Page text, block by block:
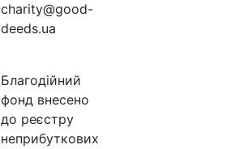
charity@good-
deeds.ua
Благодійний
фонд внесено
до реєстру
неприбуткових